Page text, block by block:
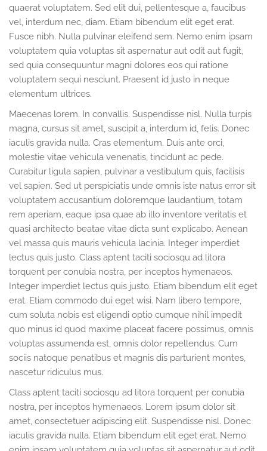
quaerat voluptatem. Sed elit dui, pellentesque a, faucibus
vel, interdum nec, diam. Etiam bibendum elit eget erat.
Fusce nibh. Nulla pulvinar eleifend sem. Nemo enim ipsam
voluptatem quia voluptas sit aspernatur aut odit aut fugit,
sed quia consequuntur magni dolores eos qui ratione
voluptatem sequi nesciunt. Praesent id justo in neque
elementum ultrices.
Maecenas lorem. In convallis. Suspendisse nisl. Nulla turpis
magna, cursus sit amet, suscipit a, interdum id, felis. Donec
iaculis gravida nulla. Cras elementum. Duis ante orci,
molestie vitae vehicula venenatis, tincidunt ac pede.
Curabitur ligula sapien, pulvinar a vestibulum quis, facilisis
vel sapien. Sed ut perspiciatis unde omnis iste natus error sit
voluptatem accusantium doloremque laudantium, totam
rem aperiam, eaque ipsa quae ab illo inventore veritatis et
quasi architecto beatae vitae dicta sunt explicabo. Aenean
vel massa quis mauris vehicula lacinia. Integer imperdiet
lectus quis justo. Class aptent taciti sociosqu ad litora
torquent per conubia nostra, per inceptos hymenaeos.
Integer imperdiet lectus quis justo. Etiam bibendum elit eget
erat. Etiam commodo dui eget wisi. Nam libero tempore,
cum soluta nobis est eligendi optio cumque nihil impedit
quo minus id quod maxime placeat facere possimus, omnis
voluptas assumenda est, omnis dolor repellendus. Cum
sociis natoque penatibus et magnis dis parturient montes,
nascetur ridiculus mus.
Class aptent taciti sociosqu ad litora torquent per conubia
nostra, per inceptos hymenaeos. Lorem ipsum dolor sit
amet, consectetuer adipiscing elit. Suspendisse nisl. Donec
iaculis gravida nulla. Etiam bibendum elit eget erat. Nemo